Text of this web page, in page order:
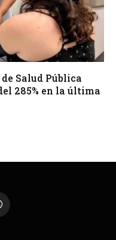
Salud Pública
285% en la última